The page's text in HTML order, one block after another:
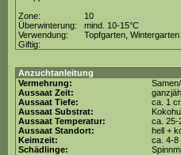
Zone:
10
Überwinterung:
mind. 10-15°C
Verwendung:
Topfgarten, Wintergarten
Giftig:
Anzuchtanleitung
Vermehrung:
Aussaat Zeit:
Aussaat Tiefe:
ca. 1
Aussaat Substrat:
Aussaat Temperatur:
ca. 25-
Aussaat Standort:
hell +
Keimzeit:
ca. 4-8
Schädlinge: